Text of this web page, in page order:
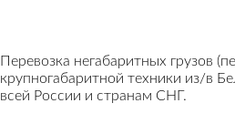
Перевозка негабаритных грузов
крупногабаритной техники из/в
всей России и странам СНГ.